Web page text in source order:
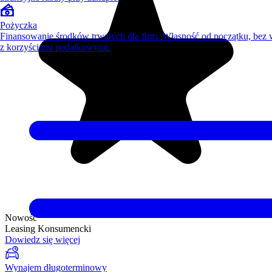
Nowość
Leasing Konsumencki
Dowiedz się więcej
Wynajem długoterminowy
Pożyczka
Finansowanie środków trwałych dla firm. Własność od początku, bez
z korzyściami podatkowymi.